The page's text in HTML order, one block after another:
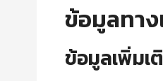
ข้อมูลทา
ข้อมูลเพิ่มเ